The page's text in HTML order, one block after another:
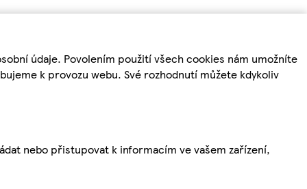
údaje. Povolením použití všech cookies nám umožníte
k provozu webu. Své rozhodnutí můžete kdykoliv
nebo přistupovat k informacím ve vašem zařízení,